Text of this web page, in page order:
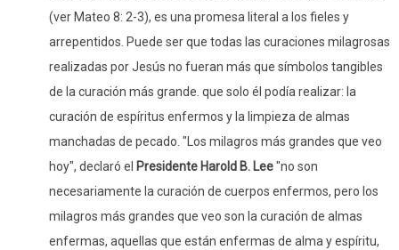
(ver Mateo 8: 2-3), es una promesa literal a los fieles y
arrepentidos. Puede ser que todas las curaciones milagrosas
realizadas por Jesús no fueran más que símbolos tangibles
de la curación más grande. que solo él podía realizar: la
curación de espíritus enfermos y la limpieza de almas
manchadas de pecado. "Los milagros más grandes que veo
hoy", declaró el Presidente Harold B. Lee"no son
necesariamente la curación de cuerpos enfermos, pero los
milagros más grandes que veo son la curación de almas
enfermas, aquellas que están enfermas de alma y espíritu,